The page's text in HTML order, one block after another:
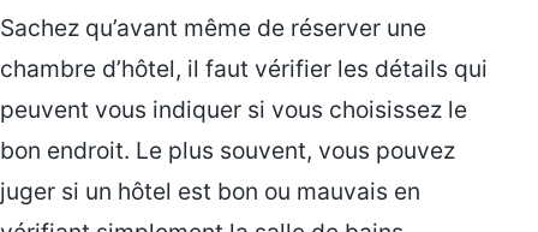
Sachez qu’avant même de réserver une
chambre d’hôtel, il faut vérifier les détails qui
peuvent vous indiquer si vous choisissez le
bon endroit. Le plus souvent, vous pouvez
juger si un hôtel est bon ou mauvais en